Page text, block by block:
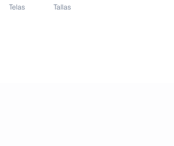
Telas Tallas